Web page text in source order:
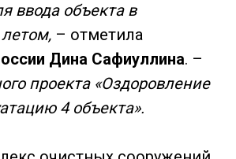
ввода объекта в
– отметила
Дина Сафиуллина. –
проекта «Оздоровление
4 объекта».